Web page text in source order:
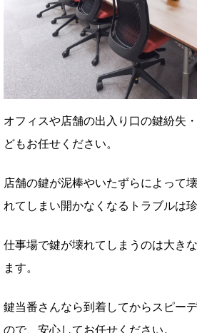
オフィスや店舗の出入り口の鍵紛失
どもお任せください。
店舗の鍵が泥棒やいたずらによって
れてしまい開かなくなるトラブルは
仕事場で鍵が壊れてしまうのは大き
ます。
鍵当番さんなら到着してからスピー
ので、安心してお任せください。